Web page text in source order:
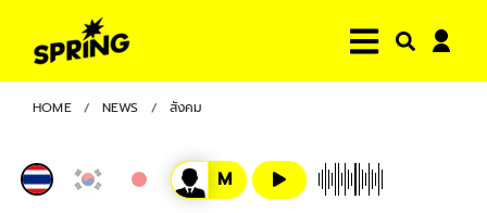
HOME NEWS สังคม